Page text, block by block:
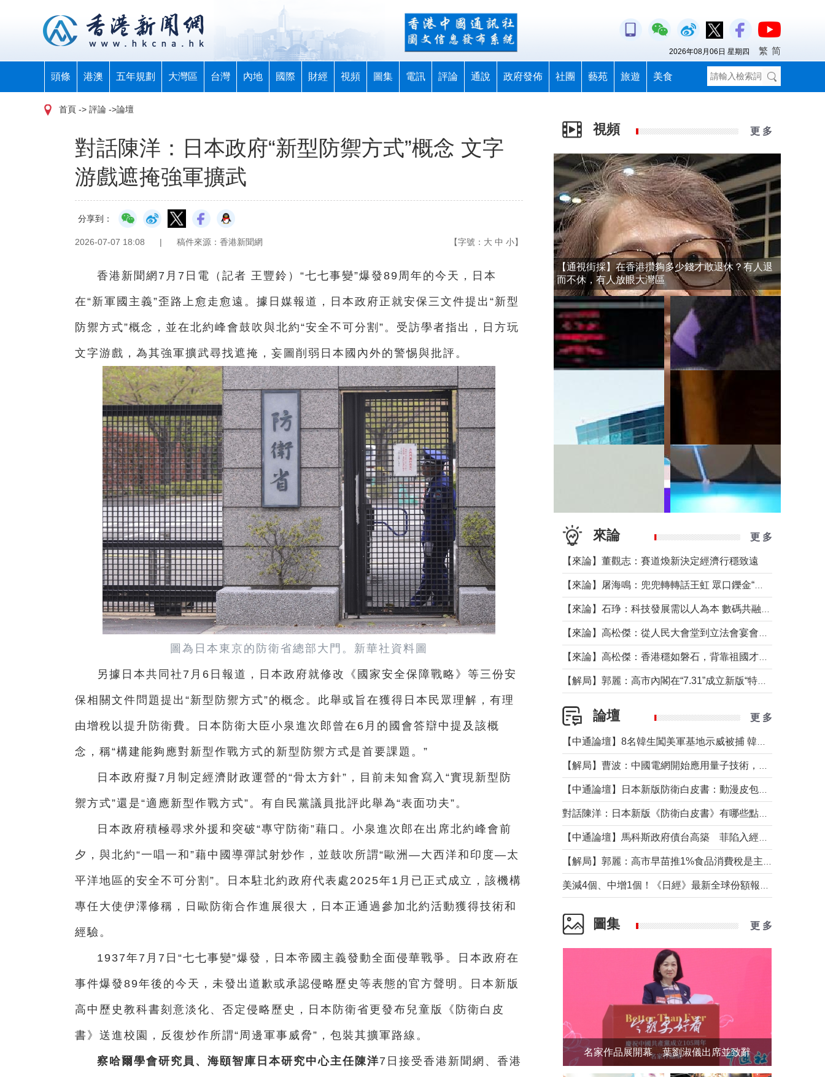
頭條 港澳 五年規劃 大灣區 台灣 內地 國際 財經 視頻 圖集 電訊 評論 通說 政府發佈 社團 藝苑 旅遊 美食
2026年08月06日 星期四 繁 简
首頁 -> 評論 ->論壇
對話陳洋：日本政府“新型防禦方式”概念 文字
游戲遮掩強軍擴武
分享到：
2026-07-07 18:08 | 稿件來源：香港新聞網 【字號： 大 中 小】
香港新聞網7月7日電（記者 王豐鈴）“七七事變”爆發89周年的今天，日本
在“新軍國主義”歪路上愈走愈遠。據日媒報道，日本政府正就安保三文件提出“新型
防禦方式”概念，並在北約峰會鼓吹與北約“安全不可分割”。受訪學者指出，日方玩
文字游戲，為其強軍擴武尋找遮掩，妄圖削弱日本國內外的警惕與批評。
圖為日本東京的防衛省總部大門。新華社資料圖
另據日本共同社7月6日報道，日本政府就修改《國家安全保障戰略》等三份安
保相關文件問題提出“新型防禦方式”的概念。此舉或旨在獲得日本民眾理解，有理
由增稅以提升防衛費。日本防衛大臣小泉進次郎曾在6月的國會答辯中提及該概
念，稱“構建能夠應對新型作戰方式的新型防禦方式是首要課題。”
日本政府擬7月制定經濟財政運營的“骨太方針”，目前未知會寫入“實現新型防
禦方式”還是“適應新型作戰方式”。有自民黨議員批評此舉為“表面功夫”。
日本政府積極尋求外援和突破“專守防衛”藉口。小泉進次郎在出席北約峰會前
夕，與北約“一唱一和”藉中國導彈試射炒作，並鼓吹所謂“歐洲—大西洋和印度—太
平洋地區的安全不可分割”。日本駐北約政府代表處2025年1月已正式成立，該機構
專任大使伊澤修稱，日歐防衛合作進展很大，日本正通過參加北約活動獲得技術和
經驗。
1937年7月7日“七七事變”爆發，日本帝國主義發動全面侵華戰爭。日本政府在
事件爆發89年後的今天，未發出道歉或承認侵略歷史等表態的官方聲明。日本新版
高中歷史教科書刻意淡化、否定侵略歷史，日本防衛省更發布兒童版《防衛白皮
書》送進校園，反復炒作所謂“周邊軍事威脅”，包裝其擴軍路線。
察哈爾學會研究員、海頤智庫日本研究中心主任陳洋7日接受香港新聞網、香港
視頻 更 多
【通視街採】在香港攢夠多少錢才敢退休？有人退
而不休，有人放眼大灣區
來論 更 多
【來論】董觀志：賽道煥新決定經濟行穩致遠
論壇 更 多
圖集 更 多
名家作品展開幕 葉劉淑儀出席並致辭